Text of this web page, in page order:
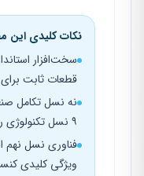
نکات کلیدی این
قطعات ثابت
۹ نسل تکنولوژی را پشت سر گذاشته است.
ویژگی کلیدی